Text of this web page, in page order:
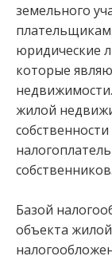
земельного
юридические
которые
жилой
собственников.
Базой
объекта